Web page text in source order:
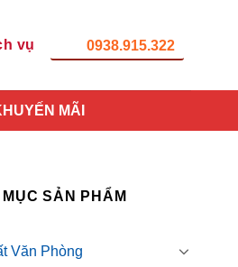
vụ 0938.915.322
MÃI
SẢN PHẨM
Văn Phòng